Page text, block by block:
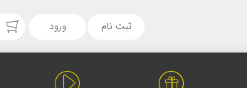
ثبت نام ورود